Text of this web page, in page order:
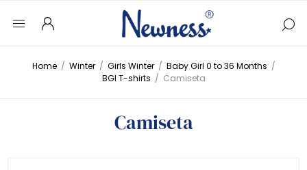
Home / Winter / Girls Winter / Baby Girl 0 to 36 Months /
BGI T-shirts / Camiseta
Camiseta